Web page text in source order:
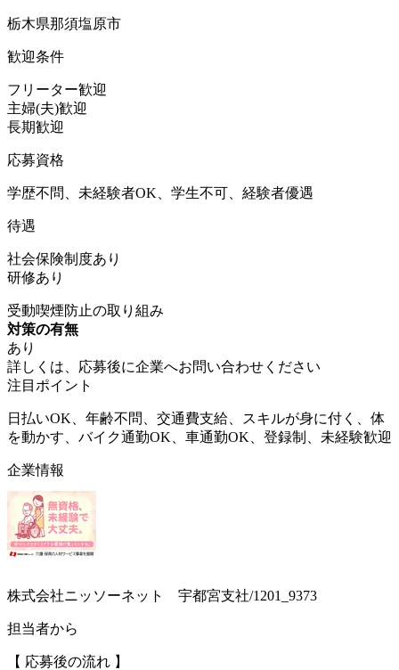
栃木県那須塩原市
歓迎条件
フリーター歓迎
主婦(夫)歓迎
長期歓迎
応募資格
学歴不問、未経験者OK、学生不可、経験者優遇
待遇
社会保険制度あり
研修あり
受動喫煙防止の取り組み
対策の有無
あり
詳しくは、応募後に企業へお問い合わせください
注目ポイント
日払いOK、年齢不問、交通費支給、スキルが身に付く、体
を動かす、バイク通勤OK、車通勤OK、登録制、未経験歓迎
企業情報
株式会社ニッソーネット 宇都宮支社/1201_9373
担当者から
【 応募後の流れ 】